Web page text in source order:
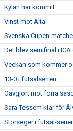
Kylan har kommit.
Vinst mot Älta
Svenska Cupen
Det blev semifinal i ICA
Veckan som kommer
13-0 i futsalserien
Oavgjort mot förra
Sara Tessem klar för
Storseger i futsal-